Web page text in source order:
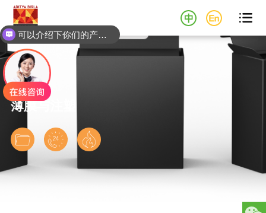

薄膜与注塑
下载
联系
下载